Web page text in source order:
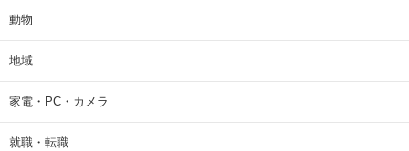
動物
地域
家電・PC・カメラ
就職・転職